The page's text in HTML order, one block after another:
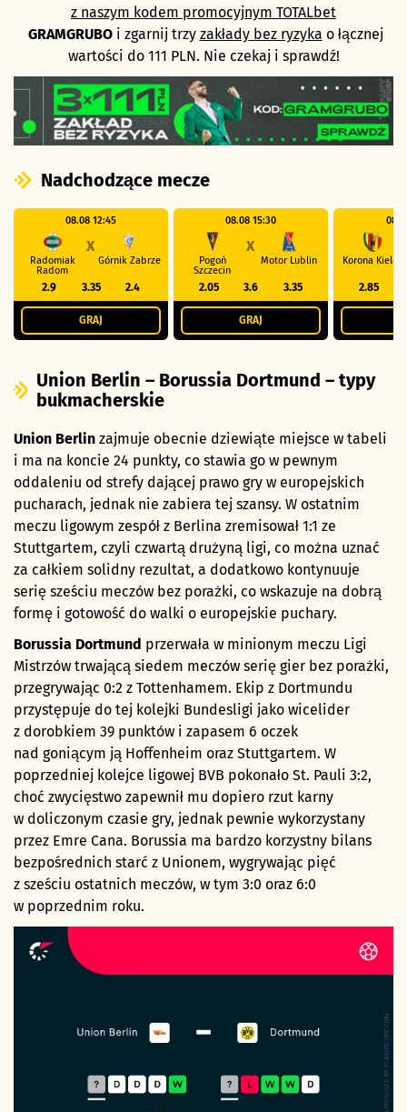
z naszym kodem promocyjnym TOTALbet
GRAMGRUBOi zgarnij trzy zakłady bez ryzyka o łącznej
wartości do 111 PLN. Nie czekaj i sprawdź!
Nadchodzące mecze
08.08 12:45
Radomiak
Radom
X
Górnik Zabrze
2.9 3.35 2.4
GRAJ
08.08 15:30
Pogoń
Szczecin
X
Motor Lublin
2.05 3.6 3.35
GRAJ
Korona Kielce
2.85
Union Berlin – Borussia Dortmund – typy
bukmacherskie
Union Berlin zajmuje obecnie dziewiąte miejsce w tabeli
i ma na koncie 24 punkty, co stawia go w pewnym
oddaleniu od strefy dającej prawo gry w europejskich
pucharach, jednak nie zabiera tej szansy. W ostatnim
meczu ligowym zespół z Berlina zremisował 1:1 ze
Stuttgartem, czyli czwartą drużyną ligi, co można uznać
za całkiem solidny rezultat, a dodatkowo kontynuuje
serię sześciu meczów bez porażki, co wskazuje na dobrą
formę i gotowość do walki o europejskie puchary.
Borussia Dortmund przerwała w minionym meczu Ligi
Mistrzów trwającą siedem meczów serię gier bez porażki,
przegrywając 0:2 z Tottenhamem. Ekip z Dortmundu
przystępuje do tej kolejki Bundesligi jako wicelider
z dorobkiem 39 punktów i zapasem 6 oczek
nad goniącym ją Hoffenheim oraz Stuttgartem. W
poprzedniej kolejce ligowej BVB pokonało St. Pauli 3:2,
choć zwycięstwo zapewnił mu dopiero rzut karny
w doliczonym czasie gry, jednak pewnie wykorzystany
przez Emre Cana. Borussia ma bardzo korzystny bilans
bezpośrednich starć z Unionem, wygrywając pięć
z sześciu ostatnich meczów, w tym 3:0 oraz 6:0
w poprzednim roku.